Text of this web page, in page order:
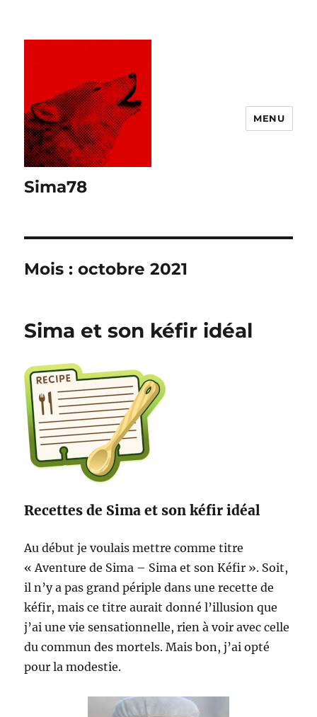
Sima78
MENU
Mois :octobre 2021
Sima et son kéfir idéal
Recettes de Sima et son kéfir idéal
Au début je voulais mettre comme titre
« Aventure de Sima – Sima et son Kéfir ». Soit,
il n’y a pas grand périple dans une recette de
kéfir, mais ce titre aurait donné l’illusion que
j’ai une vie sensationnelle, rien à voir avec celle
du commun des mortels. Mais bon, j’ai opté
pour la modestie.